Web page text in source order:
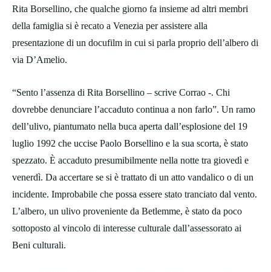
Rita Borsellino, che qualche giorno fa insieme ad altri membri
della famiglia si è recato a Venezia per assistere alla
presentazione di un docufilm in cui si parla proprio dell’albero di
via D’Amelio.
“Sento l’assenza di Rita Borsellino – scrive Corrao -. Chi
dovrebbe denunciare l’accaduto continua a non farlo”. Un ramo
dell’ulivo, piantumato nella buca aperta dall’esplosione del 19
luglio 1992 che uccise Paolo Borsellino e la sua scorta, è stato
spezzato. È accaduto presumibilmente nella notte tra giovedì e
venerdì. Da accertare se si è trattato di un atto vandalico o di un
incidente. Improbabile che possa essere stato tranciato dal vento.
L’albero, un ulivo proveniente da Betlemme, è stato da poco
sottoposto al vincolo di interesse culturale dall’assessorato ai
Beni culturali.